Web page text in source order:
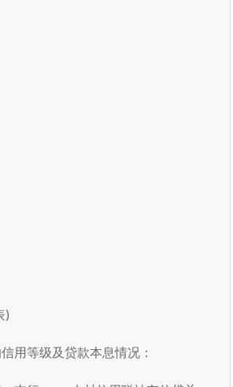
)
用等级及贷款本息情况：